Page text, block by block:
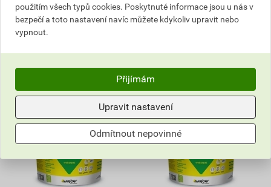
Poptat
2 248,79 Kč celkem s DPH
Poptat
2 248,79 Kč celkem s DPH
použitím všech typů cookies. Poskytnuté informace jsou u nás v
bezpečí a toto nastavení navíc můžete kdykoliv upravit nebo
vypnout.
Přijímám
Upravit nastavení
Odmítnout nepovinné